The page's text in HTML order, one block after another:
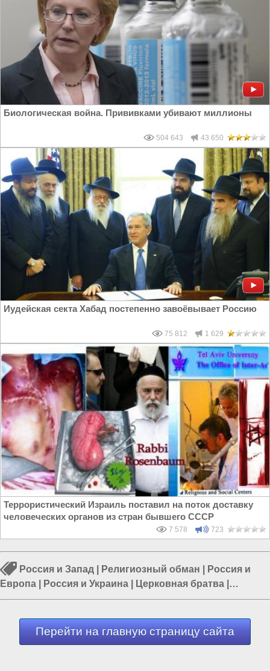
Биологическая война. Прививками убивают миллионы
504 643 43 650
Иудейская секта Хабад постепенно завоёвывает Россию
75 812 1 629
Террористический Израиль поставил на поток доставку
человеческих органов из стран бывшего СССР
7 578 723
Россия и Запад Религиозный обман
Россия и
Европа
Россия и Украина Церковная братва
Политика в России|Власть в РФ
Перейти на главную страницу сайта